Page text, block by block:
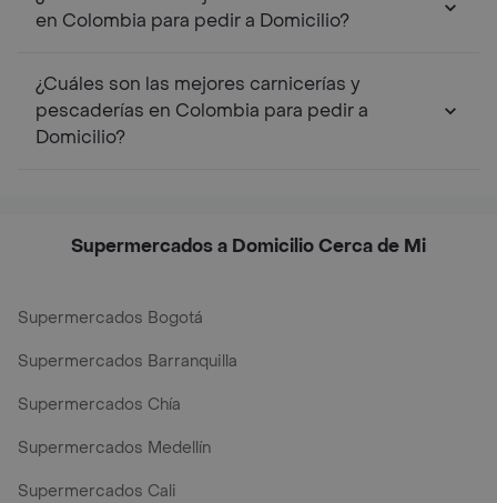
en Colombia para pedir a Domicilio?
¿Cuáles son las mejores carnicerías y
pescaderías en Colombia para pedir a
Domicilio?
Supermercados a Domicilio Cerca de Mi
Supermercados Bogotá
Supermercados Barranquilla
Supermercados Chía
Supermercados Medellín
Supermercados Cali